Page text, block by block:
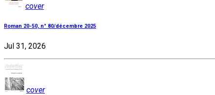
cover
Roman 20-50, n° 80/décembre 2025
Jul 31, 2026
cover